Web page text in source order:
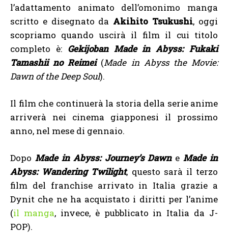
l’adattamento animato dell’omonimo manga
scritto e disegnato da Akihito Tsukushi, oggi
scopriamo quando uscirà il film il cui titolo
completo è: Gekijoban Made in Abyss: Fukaki
Tamashii no Reimei(Made in Abyss the Movie:
Dawn of the Deep Soul).
Il film che continuerà la storia della serie anime
arriverà nei cinema giapponesi il prossimo
anno, nel mese di gennaio.
Dopo Made in Abyss: Journey’s DawneMade in
Abyss: Wandering Twilight, questo sarà il terzo
film del franchise arrivato in Italia grazie a
Dynit che ne ha acquistato i diritti per l’anime
(il manga, invece, è pubblicato in Italia da J-
POP).